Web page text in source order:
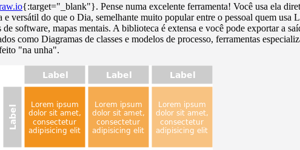
{:target="_blank"}. Pense numa excelente ferramenta! Você usa ela
versátil do que o Dia, semelhante muito popular entre o pessoal quem usa
software, mapas mentais. A biblioteca é extensa e você pode exportar a
como Diagramas de classes e modelos de processo, ferramentas
"na unha".